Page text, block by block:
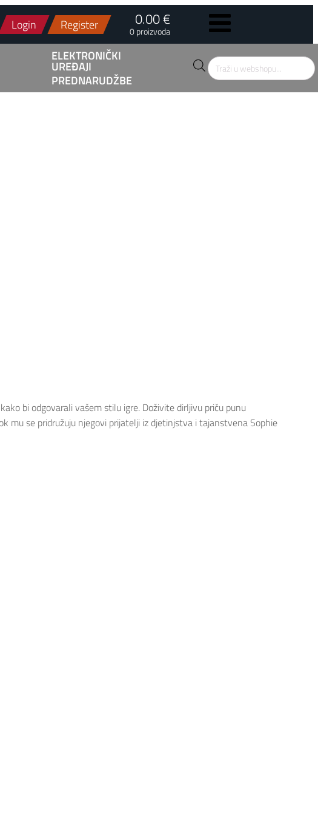
Login Register 0.00 €
0 proizvoda
ELEKTRONIČKI
UREĐAJI
PREDNARUDŽBE
Products
search
bi odgovarali vašem stilu igre. Doživite dirljivu priču punu
mu se pridružuju njegovi prijatelji iz djetinjstva i tajanstvena Sophie